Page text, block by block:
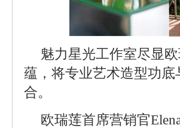
魅力星光工作室尽显
蕴，将专业艺术造型功
合。
欧瑞莲首席营销官